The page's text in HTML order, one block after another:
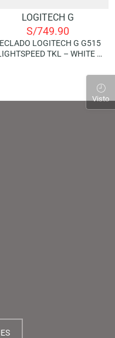
LOGITECH G
S/749.90
LOGITECH G G515
TKL – WHITE |
Visto